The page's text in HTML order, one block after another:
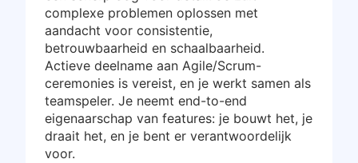
complexe problemen oplossen met
aandacht voor consistentie,
betrouwbaarheid en schaalbaarheid.
Actieve deelname aan Agile/Scrum-
ceremonies is vereist, en je werkt samen als
teamspeler. Je neemt end-to-end
eigenaarschap van features: je bouwt het, je
draait het, en je bent er verantwoordelijk
voor.